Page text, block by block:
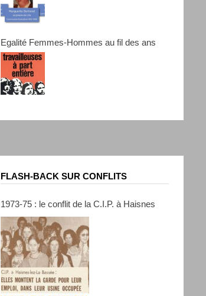
Egalité Femmes-Hommes au fil des ans
FLASH-BACK SUR CONFLITS
1973-75 : le conflit de la C.I.P. à Haisnes